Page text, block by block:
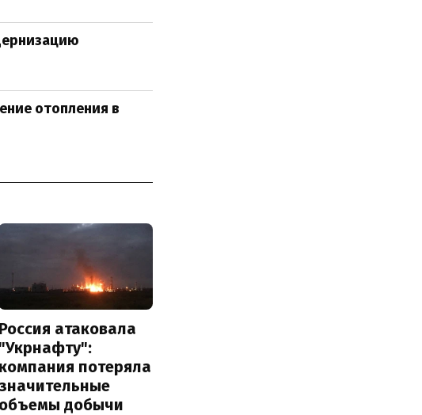
отопления в
Россия атаковала
"Укрнафту":
компания потеряла
объемы добычи